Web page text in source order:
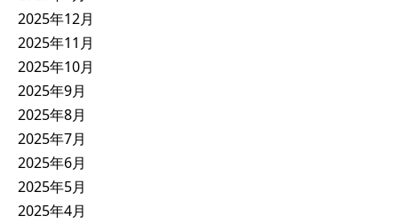
2025年12月
2025年11月
2025年10月
2025年9月
2025年8月
2025年7月
2025年6月
2025年5月
2025年4月